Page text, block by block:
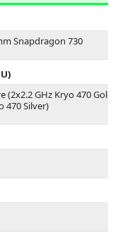
Snapdragon 730
(2x2.2 GHz Kryo 470 Gold
470 Silver)